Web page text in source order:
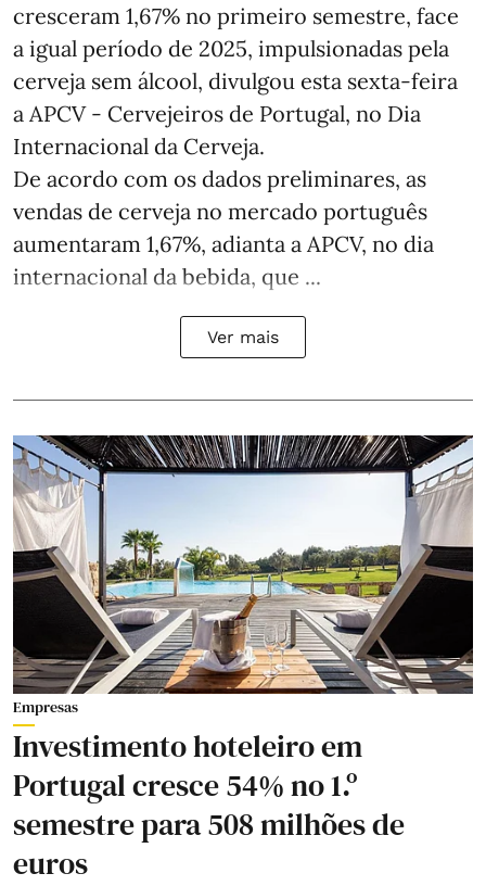
cresceram 1,67% no primeiro semestre, face
a igual período de 2025, impulsionadas pela
cerveja sem álcool, divulgou esta sexta-feira
a APCV - Cervejeiros de Portugal, no Dia
Internacional da Cerveja.
De acordo com os dados preliminares, as
vendas de cerveja no mercado português
aumentaram 1,67%, adianta a APCV, no dia
internacional da bebida, que ...
Ver mais
Empresas
Investimento hoteleiro em
Portugal cresce 54% no 1.º
semestre para 508 milhões de
euros